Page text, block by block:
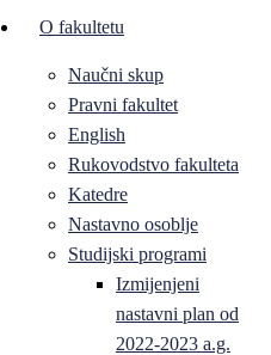
O fakultetu
Naučni skup
Pravni fakultet
English
Rukovodstvo fakulteta
Katedre
Nastavno osoblje
Studijski programi
Izmijenjeni
nastavni plan od
2022-2023 a.g.